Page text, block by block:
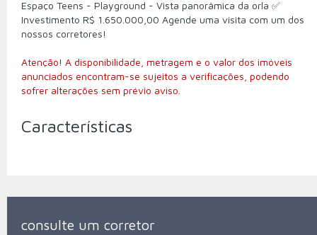
⁠Espaço Teens - ⁠Playground - ⁠Vista panorâmica da orla ✅
Investimento R$ 1.650.000,00 Agende uma visita com um dos
nossos corretores!
Atenção! A disponibilidade, metragem e o valor dos imóveis
anunciados encontram-se sujeitos a verificações, podendo
sofrer alterações sem prévio aviso.
Características
consulte um corretor